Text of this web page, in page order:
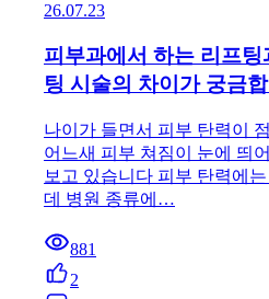
26.07.23
피부과에서 하는 리프
팅 시술의 차이가 궁금
나이가 들면서 피부 탄력이
어느새 피부 쳐짐이 눈에 띄
보고 있습니다 피부 탄력에
데 병원 종류에…
881
2